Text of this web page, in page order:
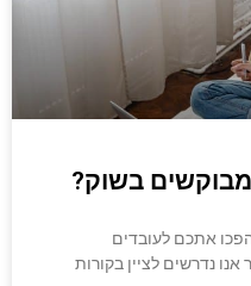
בשוק?
אתכם לעובדים
נדרשים לציין בקורות